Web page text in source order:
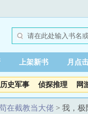
上架新书 月点
历史军事 侦探推理 网
在截教当大佬 > 我，